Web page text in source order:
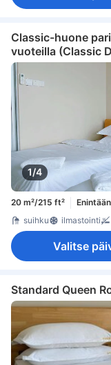
Classic-huone
vuoteilla (Classic
1/4
20 m²/215 ft²
suihku
ilmastointi
Valitse
Standard Queen